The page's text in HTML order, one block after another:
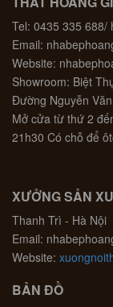
Tel: 0435 335
Email:
Website:
Showroom: Biệt
Đường Nguyễn
Mở cửa từ thứ 2
21h30 Có chỗ để
XƯỞNG SẢN
Thanh Trì - Hà Nội
Email:
Website:
BẢN ĐỒ